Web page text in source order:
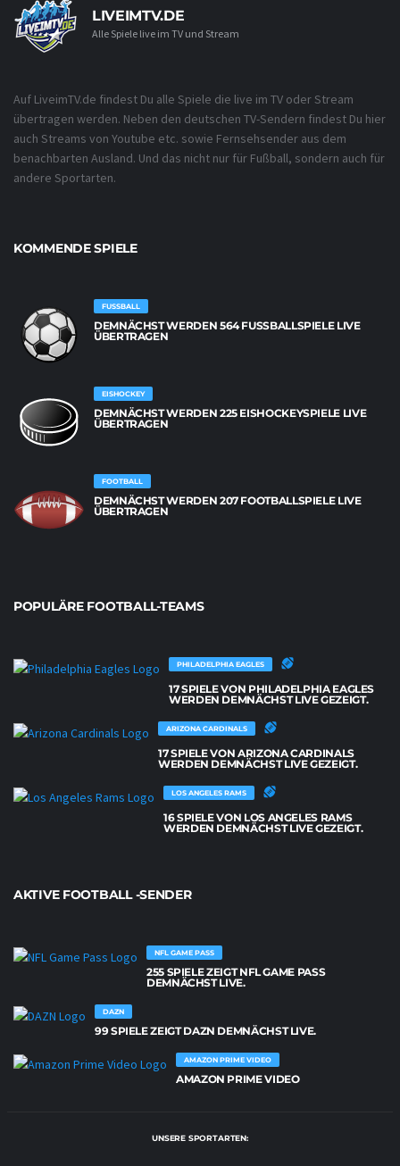
LIVEIMTV.DE
Alle Spiele live im TV und Stream
Auf LiveimTV.de findest Du alle Spiele die live im TV oder Stream
übertragen werden. Neben den deutschen TV-Sendern findest Du hier
auch Streams von Youtube etc. sowie Fernsehsender aus dem
benachbarten Ausland. Und das nicht nur für Fußball, sondern auch für
andere Sportarten.
KOMMENDE SPIELE
FUSSBALL
DEMNÄCHST WERDEN 564 FUSSBALLSPIELE LIVE Ü
BERTRAGEN
EISHOCKEY
DEMNÄCHST WERDEN 225 EISHOCKEYSPIELE LIVE
ÜBERTRAGEN
FOOTBALL
DEMNÄCHST WERDEN 207 FOOTBALLSPIELE LIVE
ÜBERTRAGEN
POPULÄRE FOOTBALL-TEAMS
PHILADELPHIA EAGLES
17 SPIELE VON PHILADELPHIA EAGLES
WERDEN DEMNÄCHST LIVE GEZEIGT.
ARIZONA CARDINALS
17 SPIELE VON ARIZONA CARDINALS
WERDEN DEMNÄCHST LIVE GEZEIGT.
LOS ANGELES RAMS
16 SPIELE VON LOS ANGELES RAMS
WERDEN DEMNÄCHST LIVE GEZEIGT.
AKTIVE FOOTBALL -SENDER
NFL GAME PASS
255 SPIELE ZEIGT NFL GAME PASS
DEMNÄCHST LIVE.
DAZN
99 SPIELE ZEIGT DAZN DEMNÄCHST LIVE.
AMAZON PRIME VIDEO
AMAZON PRIME VIDEO
UNSERE SPORTARTEN: